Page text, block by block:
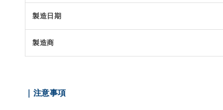
製造日期
製造商
｜注意事項